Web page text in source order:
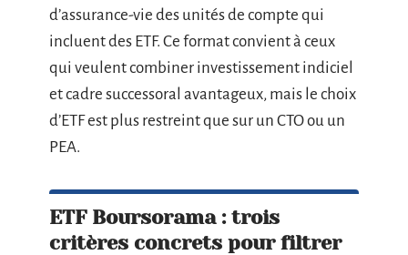
d’assurance-vie des unités de compte qui
incluent des ETF. Ce format convient à ceux
qui veulent combiner investissement indiciel
et cadre successoral avantageux, mais le choix
d’ETF est plus restreint que sur un CTO ou un
PEA.
ETF Boursorama : trois
critères concrets pour filtrer